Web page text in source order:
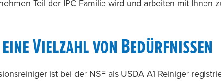
Teil der IPC Familie wird und arbeiten mit Ihnen
Vielzahl von Bedürfnissen
ist bei der NSF als USDA A1 Reiniger